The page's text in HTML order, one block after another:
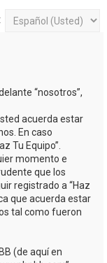
“nosotros”,
acuerda estar
En caso
Tu Equipo”.
momento e
que los
registrado a “Haz
que acuerda estar
tal como fueron
(de aquí en